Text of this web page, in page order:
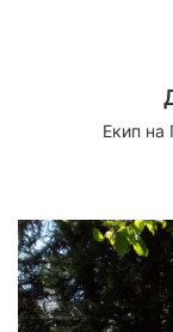
Екип на